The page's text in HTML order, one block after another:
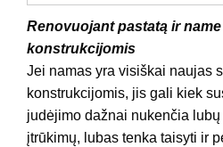
Renovuojant pastatą ir
konstrukcijomis
Jei namas yra visiškai naujas
konstrukcijomis, jis gali kiek
judėjimo dažnai nukenčia
įtrūkimų, lubas tenka taisyti ir